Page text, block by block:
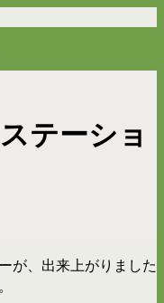
テーショ
が、出来上がりました